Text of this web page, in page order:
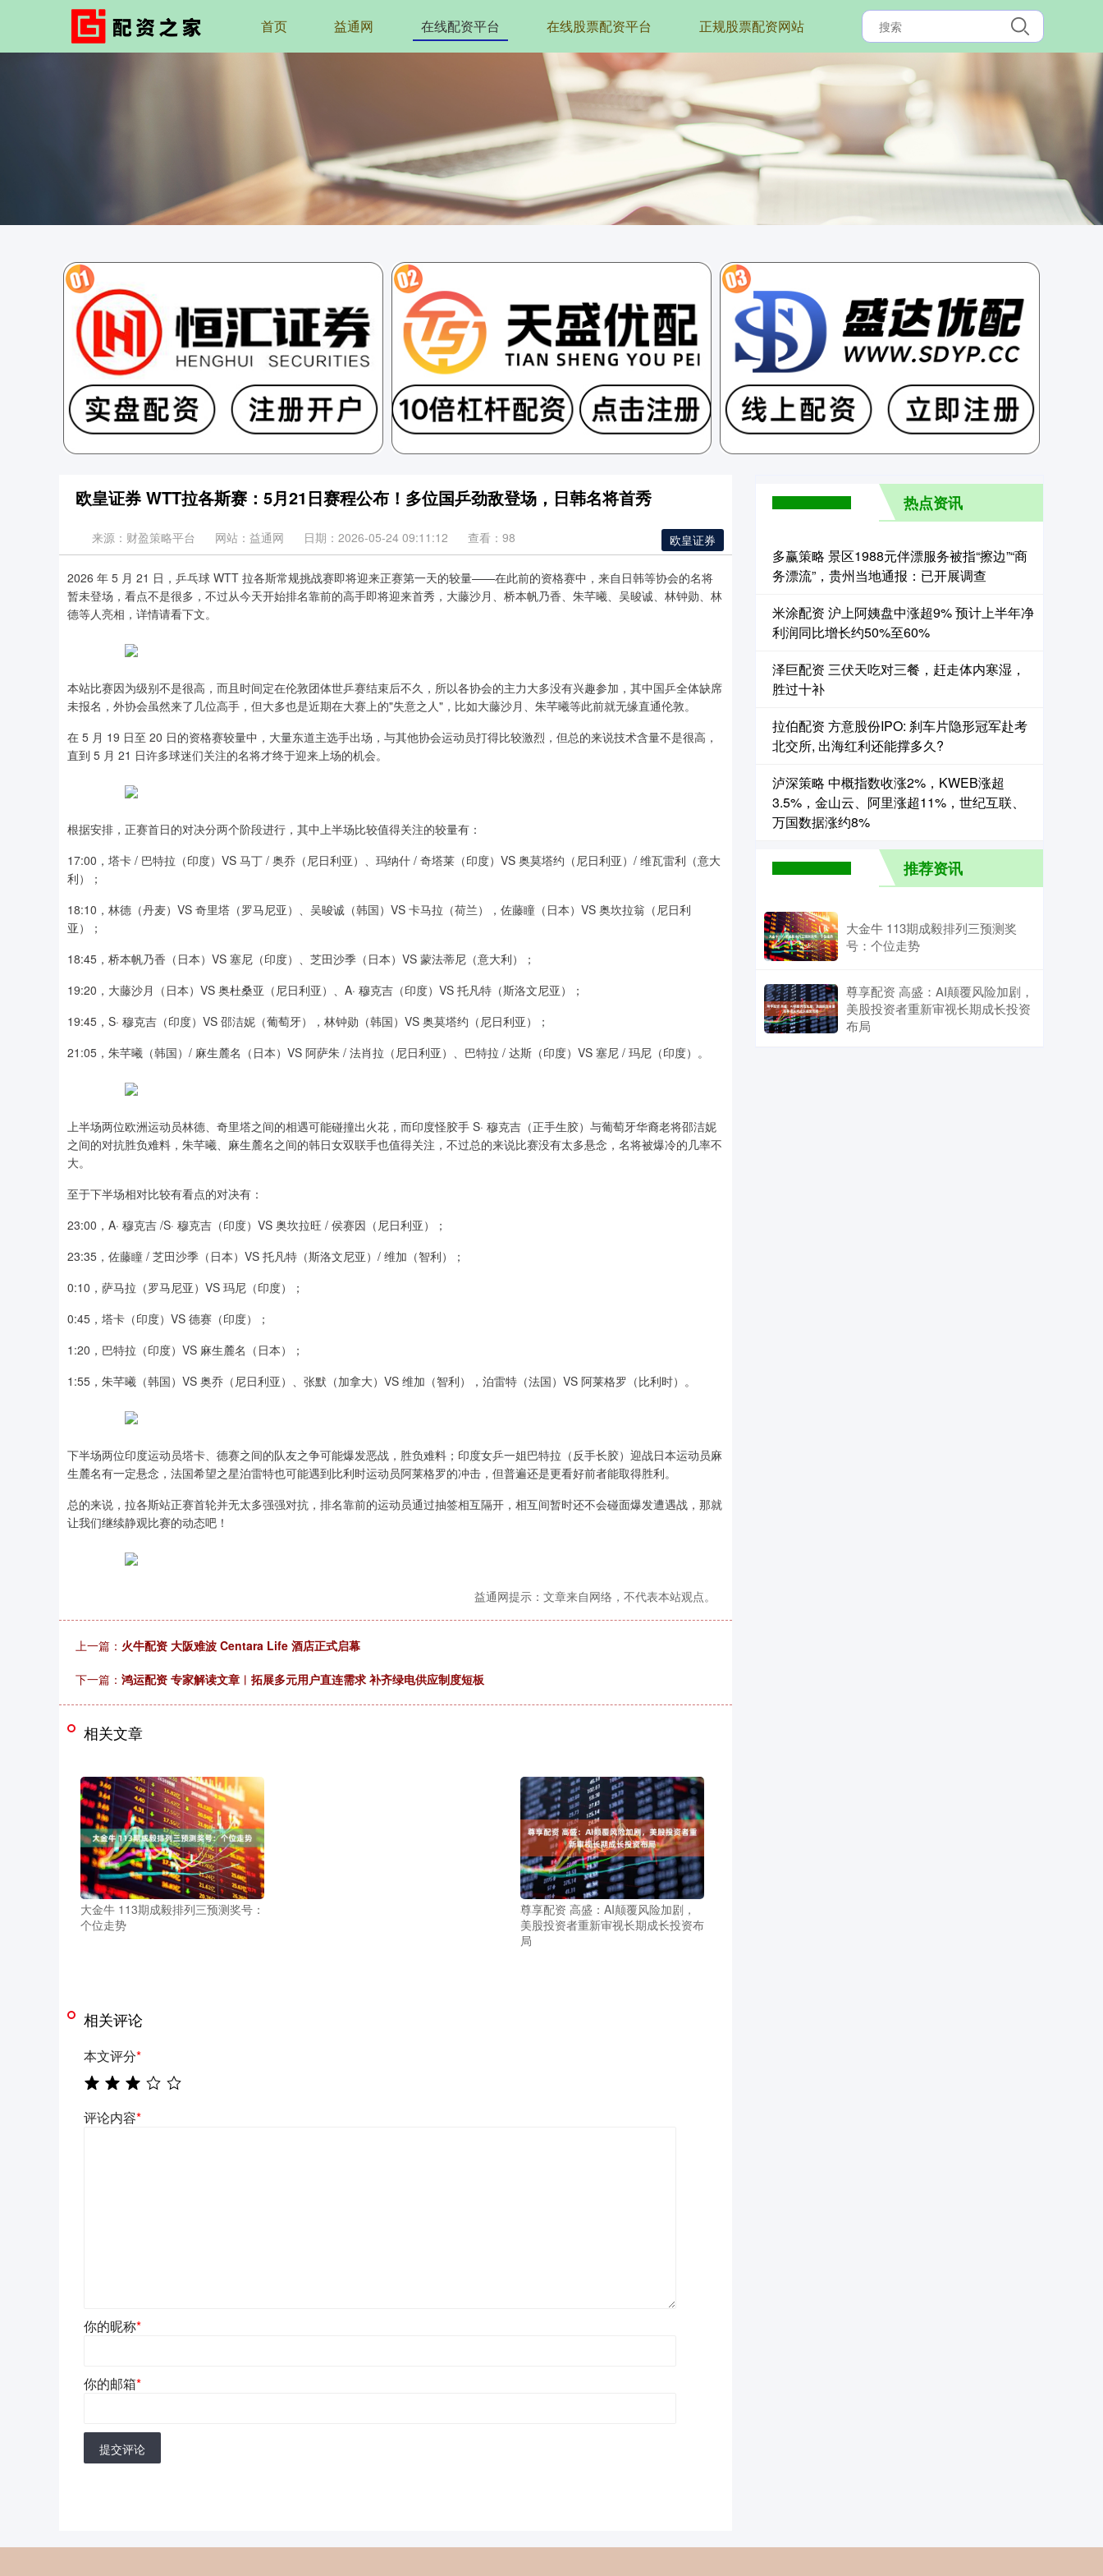
首页 益通网 在线配资平台 在线股票配资平台 正规股票配资网站
欧皇证券 WTT拉各斯赛：5月21日赛程公布！多位国乒劲敌登场，日韩名将首秀
欧皇证券
来源：财盈策略平台 网站：益通网 日期：2026-05-24 09:11:12 查看：98
2026 年 5 月 21 日，乒乓球 WTT 拉各斯常规挑战赛即将迎来正赛第一天的较量——在此前的资格赛中，来自日韩等协会的名将
暂未登场，看点不是很多，不过从今天开始排名靠前的高手即将迎来首秀，大藤沙月、桥本帆乃香、朱芊曦、吴晙诚、林钟勋、林
德等人亮相，详情请看下文。
本站比赛因为级别不是很高，而且时间定在伦敦团体世乒赛结束后不久，所以各协会的主力大多没有兴趣参加，其中国乒全体缺席
未报名，外协会虽然来了几位高手，但大多也是近期在大赛上的"失意之人"，比如大藤沙月、朱芊曦等此前就无缘直通伦敦。
在 5 月 19 日至 20 日的资格赛较量中，大量东道主选手出场，与其他协会运动员打得比较激烈，但总的来说技术含量不是很高，
直到 5 月 21 日许多球迷们关注的名将才终于迎来上场的机会。
根据安排，正赛首日的对决分两个阶段进行，其中上半场比较值得关注的较量有：
17:00，塔卡 / 巴特拉（印度）VS 马丁 / 奥乔（尼日利亚）、玛纳什 / 奇塔莱（印度）VS 奥莫塔约（尼日利亚）/ 维瓦雷利（意大
利）；
18:10，林德（丹麦）VS 奇里塔（罗马尼亚）、吴晙诚（韩国）VS 卡马拉（荷兰），佐藤瞳（日本）VS 奥坎拉翁（尼日利
亚）；
18:45，桥本帆乃香（日本）VS 塞尼（印度）、芝田沙季（日本）VS 蒙法蒂尼（意大利）；
19:20，大藤沙月（日本）VS 奥杜桑亚（尼日利亚）、A· 穆克吉（印度）VS 托凡特（斯洛文尼亚）；
19:45，S· 穆克吉（印度）VS 邵洁妮（葡萄牙），林钟勋（韩国）VS 奥莫塔约（尼日利亚）；
21:05，朱芊曦（韩国）/ 麻生麓名（日本）VS 阿萨朱 / 法肖拉（尼日利亚）、巴特拉 / 达斯（印度）VS 塞尼 / 玛尼（印度）。
上半场两位欧洲运动员林德、奇里塔之间的相遇可能碰撞出火花，而印度怪胶手 S· 穆克吉（正手生胶）与葡萄牙华裔老将邵洁妮
之间的对抗胜负难料，朱芊曦、麻生麓名之间的韩日女双联手也值得关注，不过总的来说比赛没有太多悬念，名将被爆冷的几率不
大。
至于下半场相对比较有看点的对决有：
23:00，A· 穆克吉 /S· 穆克吉（印度）VS 奥坎拉旺 / 侯赛因（尼日利亚）；
23:35，佐藤瞳 / 芝田沙季（日本）VS 托凡特（斯洛文尼亚）/ 维加（智利）；
0:10，萨马拉（罗马尼亚）VS 玛尼（印度）；
0:45，塔卡（印度）VS 德赛（印度）；
1:20，巴特拉（印度）VS 麻生麓名（日本）；
1:55，朱芊曦（韩国）VS 奥乔（尼日利亚）、张默（加拿大）VS 维加（智利），泊雷特（法国）VS 阿莱格罗（比利时）。
下半场两位印度运动员塔卡、德赛之间的队友之争可能爆发恶战，胜负难料；印度女乒一姐巴特拉（反手长胶）迎战日本运动员麻
生麓名有一定悬念，法国希望之星泊雷特也可能遇到比利时运动员阿莱格罗的冲击，但普遍还是更看好前者能取得胜利。
总的来说，拉各斯站正赛首轮并无太多强强对抗，排名靠前的运动员通过抽签相互隔开，相互间暂时还不会碰面爆发遭遇战，那就
让我们继续静观比赛的动态吧！
益通网提示：文章来自网络，不代表本站观点。
上一篇： 火牛配资 大阪难波 Centara Life 酒店正式启幕
下一篇： 鸿运配资 专家解读文章︱拓展多元用户直连需求 补齐绿电供应制度短板
相关文章
大金牛 113期成毅排列三预测奖号：
个位走势
尊享配资 高盛：AI颠覆风险加剧，
美股投资者重新审视长期成长投资布
局
相关评论
本文评分*
评论内容*
你的昵称*
你的邮箱*
提交评论
热点资讯
多赢策略 景区1988元伴漂服务被指“擦边”“商
务漂流”，贵州当地通报：已开展调查
米涂配资 沪上阿姨盘中涨超9% 预计上半年净
利润同比增长约50%至60%
泽巨配资 三伏天吃对三餐，赶走体内寒湿，
胜过十补
拉伯配资 方意股份IPO: 刹车片隐形冠军赴考
北交所, 出海红利还能撑多久?
泸深策略 中概指数收涨2%，KWEB涨超
3.5%，金山云、阿里涨超11%，世纪互联、
万国数据涨约8%
推荐资讯
大金牛 113期成毅排列三预测奖
号：个位走势
尊享配资 高盛：AI颠覆风险加剧，
美股投资者重新审视长期成长投资
布局